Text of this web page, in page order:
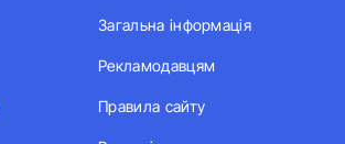
Загальна інформація
Рекламодавцям
Правила сайту